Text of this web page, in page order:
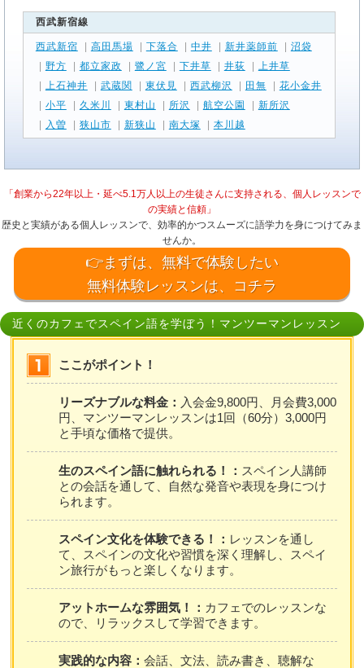
西武新宿線
西武新宿 高田馬場 下落合 中井 新井薬師前
沼袋
野方 都立家政 鷺ノ宮 下井草 井荻
上井草
上石神井 武蔵関 東伏見 西武柳沢 田無
花小金井
小平 久米川 東村山 所沢 航空公園
新所沢
入曽 狭山市 新狭山 南大塚 本川越
「創業から22年以上・延べ5.1万人以上の生徒さんに支持される、個人レッスンで
の実績と信頼」
歴史と実績がある個人レッスンで、効率的かつスムーズに語学力を身につけてみま
せんか。
👉まずは、無料で体験したい
無料体験レッスンは、コチラ
近くのカフェでスペイン語を学ぼう！マンツーマンレッスン
ここがポイント！
リーズナブルな料金： 入会金9,800円、月会費3,000
円、マンツーマンレッスンは1回（60分）3,000円
と手頃な価格で提供。
生のスペイン語に触れられる！： スペイン人講師
との会話を通して、自然な発音や表現を身につけ
られます。
スペイン文化を体験できる！： レッスンを通し
て、スペインの文化や習慣を深く理解し、スペイ
ン旅行がもっと楽しくなります。
アットホームな雰囲気！： カフェでのレッスンな
ので、リラックスして学習できます。
実践的な内容：会話、文法、読み書き、聴解な